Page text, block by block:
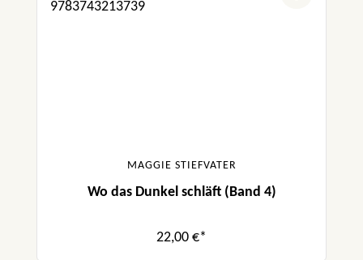
MAGGIE STIEFVATER
Wo das Dunkel schläft (Band 4)
22,00 €*